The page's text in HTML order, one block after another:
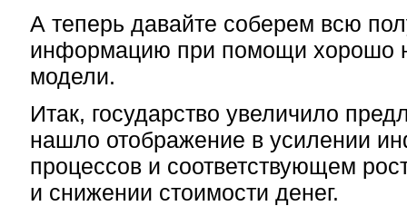
А теперь давайте соберем всю
информацию при помощи хорошо
модели.
Итак, государство увеличило
нашло отображение в усилении
процессов и соответствующем
и снижении стоимости денег.